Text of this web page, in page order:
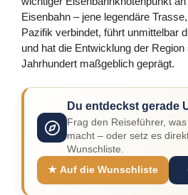
Eisenbahn – jene legendäre
Pazifik verbindet, führt unmittelbar
und hat die Entwicklung der
Jahrhundert maßgeblich geprägt.
Du entdeckst gerade
Frag den Reiseführer,
macht – oder setz es
Wunschliste.
★ Auf die Wunschliste